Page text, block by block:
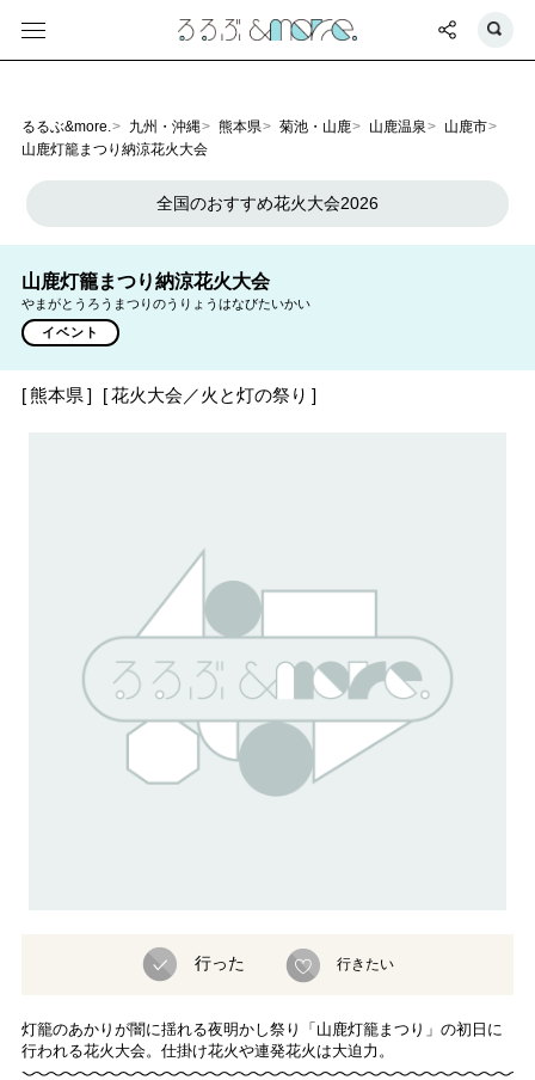
るるぶ&more. 九州・沖縄 熊本県 菊池・山鹿 山鹿温泉
山鹿市
山鹿灯籠まつり納涼花火大会
全国のおすすめ花火大会2026
山鹿灯籠まつり納涼花火大会
やまがとうろうまつりのうりょうはなびたいかい
イベント
熊本県 花火大会／火と灯の祭り
行った 行きたい
灯籠のあかりが闇に揺れる夜明かし祭り「山鹿灯籠まつり」の初日に
行われる花火大会。仕掛け花火や連発花火は大迫力。